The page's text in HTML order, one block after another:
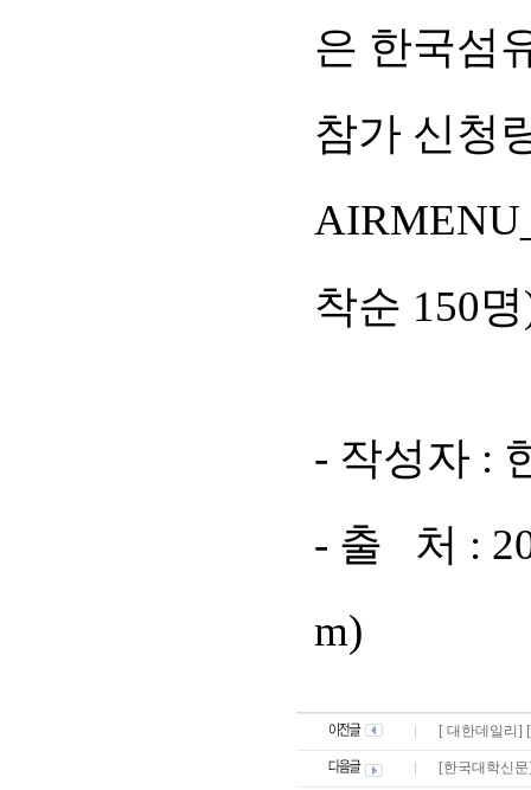
은 한국섬
참가 신청
착순 150
- 작성자 :
- 출 처 :
m)
[ 대한데일리]
[한국대학신